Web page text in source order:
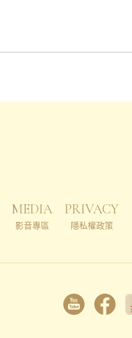
MEDIA
影音專區
PRIVACY
隱私權政策